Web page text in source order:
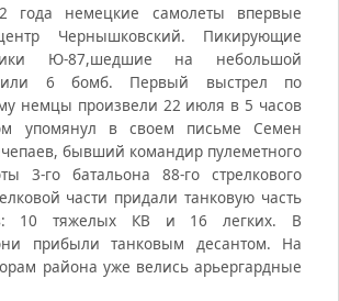
года немецкие самолеты впервые
Чернышковский. Пикирующие
Ю-87,шедшие на небольшой
6 бомб. Первый выстрел по
немцы произвели 22 июля в 5 часов
упомянул в своем письме Семен
бывший командир пулеметного
3-го батальона 88-го стрелкового
части придали танковую часть
10 тяжелых КВ и 16 легких. В
прибыли танковым десантом. На
района уже велись арьергардные